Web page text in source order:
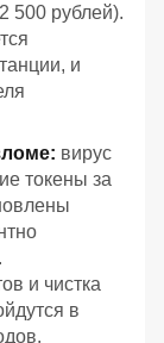
500 рублей).
и
вирус
токены за
и чистка
в